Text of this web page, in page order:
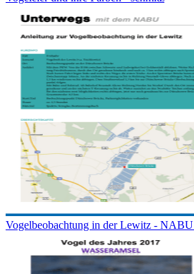
Vogelbeobachtung in der Lewitz -